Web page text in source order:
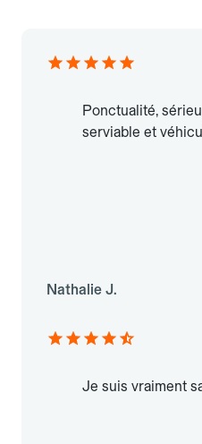
Ponctualité,
serviable et
Nathalie J.
Je suis vraiment